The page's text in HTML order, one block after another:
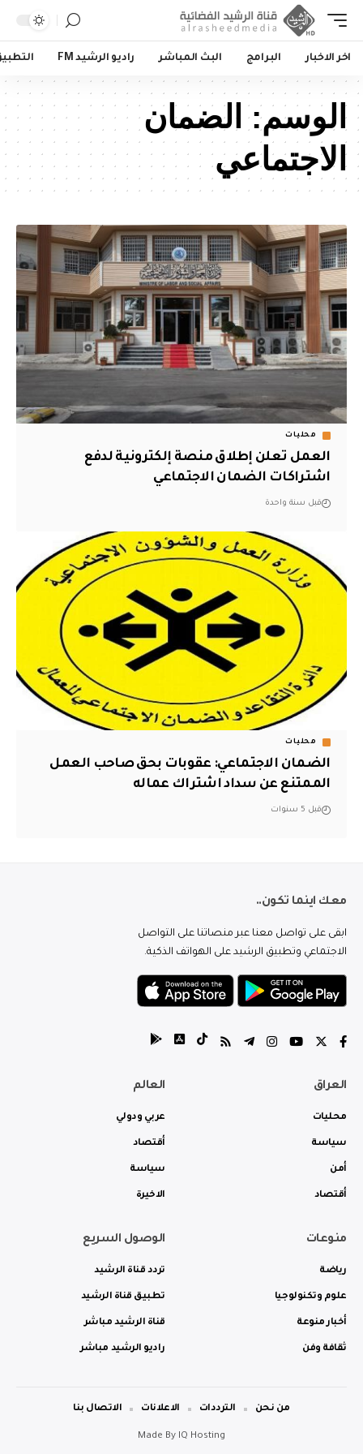
اخر الاخبار البرامج البث المباشر راديو الرشيد FM
الوسم: الضمان
الاجتماعي
محليات
العمل تعلن إطلاق منصة إلكترونية لدفع
اشتراكات الضمان الاجتماعي
قبل سنة واحدة
محليات
الضمان الاجتماعي: عقوبات بحق صاحب العمل
الممتنع عن سداد اشتراك عماله
قبل 5 سنوات
معك اينما تكون..
ابقى على تواصل معنا عبر منصاتنا على التواصل
الاجتماعي وتطبيق الرشيد على الهواتف الذكية.
العراق
محليات
سياسة
أمن
أقتصاد
العالم
عربي ودولي
أقتصاد
سياسة
الاخيرة
منوعات
رياضة
علوم وتكنولوجيا
أخبار منوعة
ثقافة وفن
الوصول السريع
تردد قناة الرشيد
تطبيق قناة الرشيد
قناة الرشيد مباشر
راديو الرشيد مباشر
Made By IQ Hosting
من نحن الترددات الاعلانات الاتصال بنا